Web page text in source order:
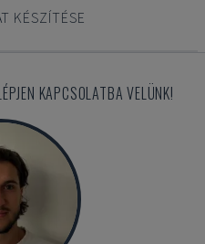
KÉSZÍTÉSE
KAPCSOLATBA VELÜNK!